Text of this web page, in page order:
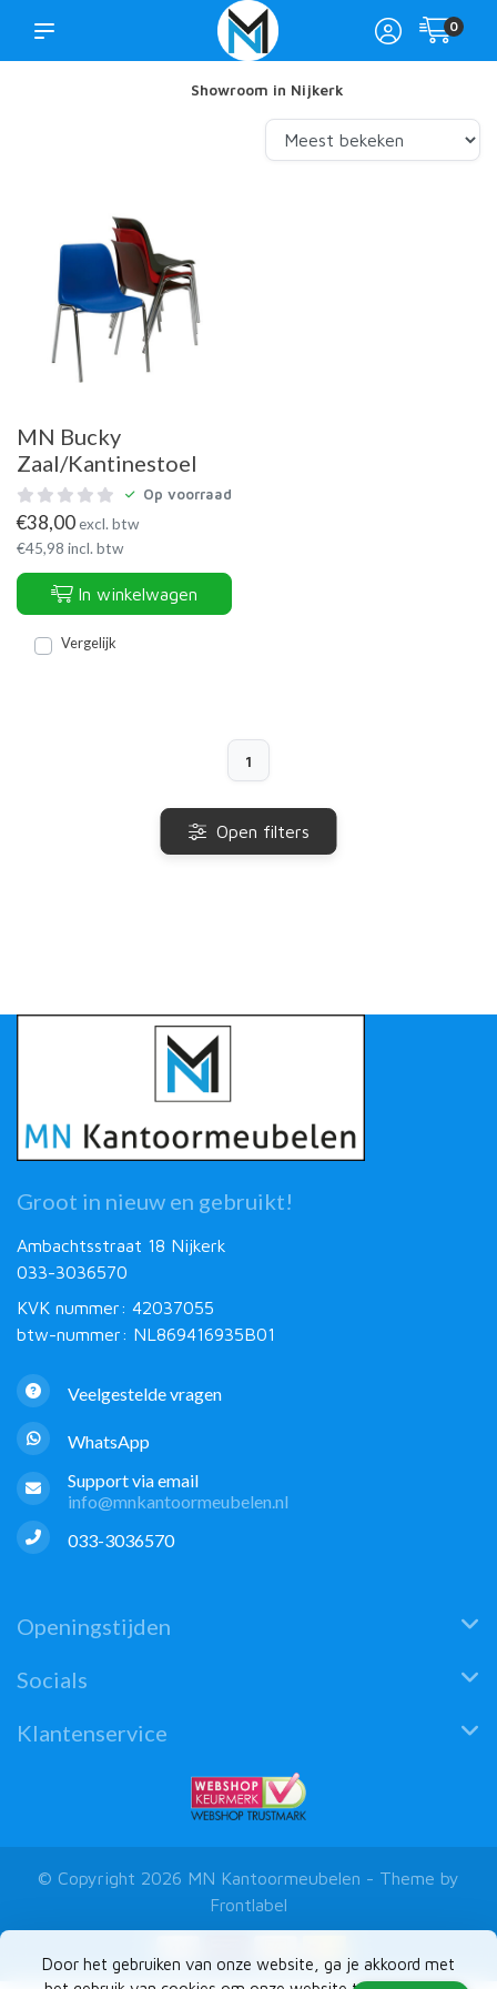
Door het gebruiken van onze website, ga je akkoord met
0
Showroom in Nijkerk
MN Bucky
Zaal/Kantinestoel
Op voorraad
€38,00excl. btw
€45,98 incl. btw
In winkelwagen
Vergelijk
1
Open filters
Groot in nieuw en gebruikt!
Ambachtsstraat 18 Nijkerk
033-3036570
KVK nummer: 42037055
btw-nummer: NL869416935B01
Veelgestelde vragen
WhatsApp
Support via email
info@mnkantoormeubelen.nl
033-3036570
Openingstijden
Socials
Klantenservice
© Copyright 2026 MN Kantoormeubelen - Theme by
Frontlabel